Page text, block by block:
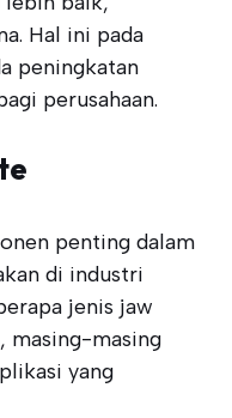
Hal ini pada
peningkatan
perusahaan.
penting dalam
di industri
jenis jaw
masing-masing
yang